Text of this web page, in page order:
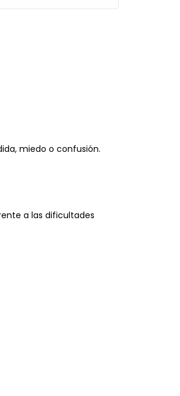
miedo o confusión.
a las dificultades